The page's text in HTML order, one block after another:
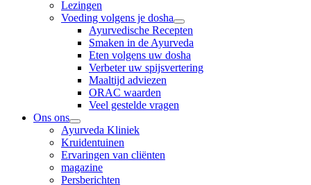
Lezingen
Voeding volgens je dosha
Ayurvedische Recepten
Smaken in de Ayurveda
Eten volgens uw dosha
Verbeter uw spijsvertering
Maaltijd adviezen
ORAC waarden
Veel gestelde vragen
Ons ons
Ayurveda Kliniek
Kruidentuinen
Ervaringen van cliënten
magazine
Persberichten